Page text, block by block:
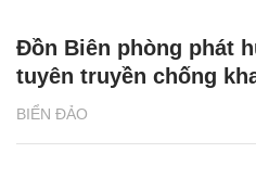
BIỂN ĐẢO
Đồn Biên phòng phát
tuyên truyền chống